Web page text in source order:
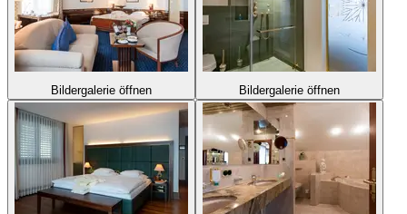
Bildergalerie öffnen Bildergalerie öffnen